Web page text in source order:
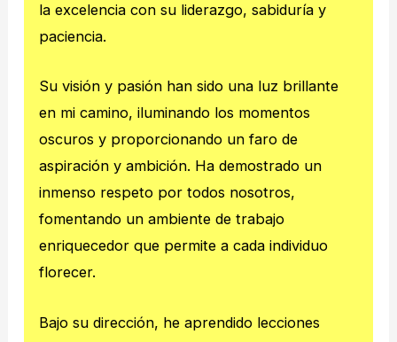
la excelencia con su liderazgo, sabiduría y
paciencia.
Su visión y pasión han sido una luz brillante
en mi camino, iluminando los momentos
oscuros y proporcionando un faro de
aspiración y ambición. Ha demostrado un
inmenso respeto por todos nosotros,
fomentando un ambiente de trabajo
enriquecedor que permite a cada individuo
florecer.
Bajo su dirección, he aprendido lecciones